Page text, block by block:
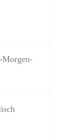
Morgen-